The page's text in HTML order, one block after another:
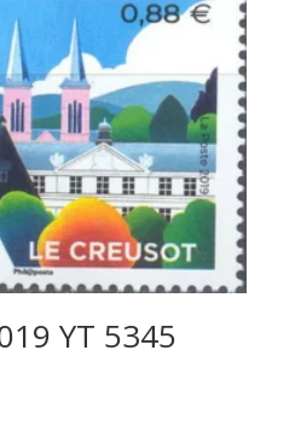
YT 5345